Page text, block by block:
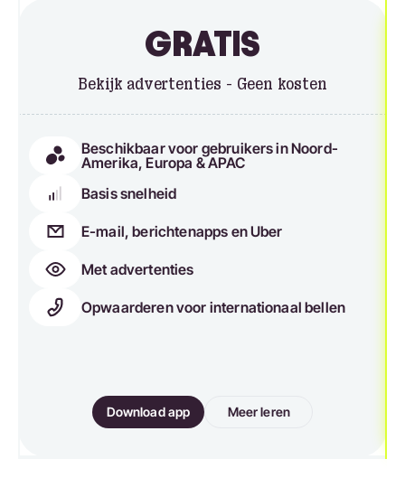
GRATIS
Bekijk advertenties - Geen kosten
Beschikbaar voor gebruikers in Noord-
Amerika, Europa & APAC
Basis snelheid
E-mail, berichtenapps en Uber
Met advertenties
Opwaarderen voor internationaal bellen
Download app Meer leren